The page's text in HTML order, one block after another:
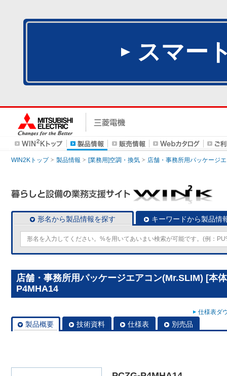
スマー
WIN2Kトップ 製品情報 [業務用]空調・換気 店舗・事務所用パッケージ
形名から製品情報を探す キーワードから製品情
店舗・事務所用パッケージエアコン(Mr.SLIM) [本
P4MHA14
仕様表ダ
製品概要 技術資料 仕様表 別売品